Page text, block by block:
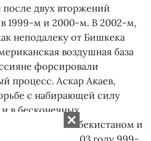
после двух вторжений
1999-м и 2000-м. В 2002-м,
неподалеку от Бишкека
воздушная база
форсировали
процесс. Аскар Акаев,
с набирающей силу
в бесконечных
проблемах с Узбекистаном и